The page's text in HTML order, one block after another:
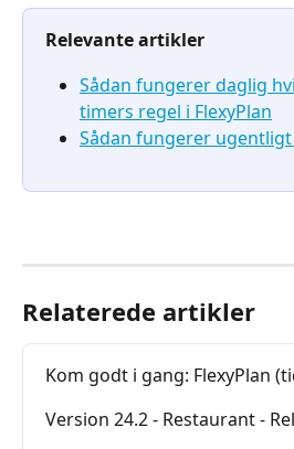
Relevante artikler
Sådan fungerer daglig
timers regel i FlexyPlan
Sådan fungerer
Relaterede artikler
Kom godt i gang: FlexyPlan
Version 24.2 - Restaurant -